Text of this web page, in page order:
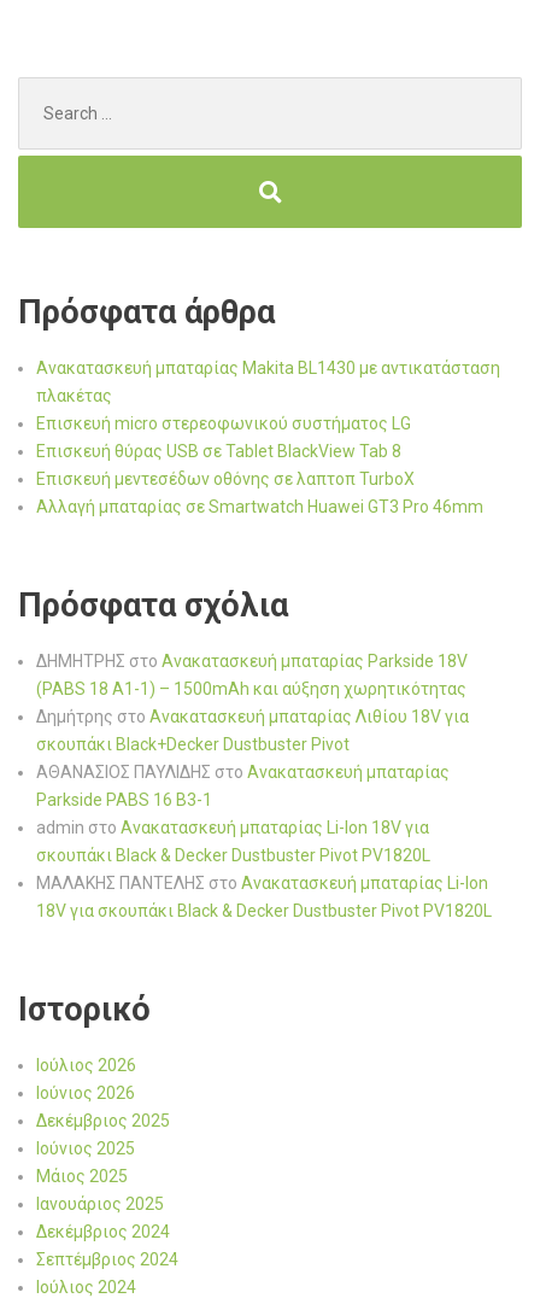
for:
Πρόσφατα άρθρα
Ανακατασκευή μπαταρίας Makita BL1430 με αντικατάσταση
πλακέτας
Επισκευή micro στερεοφωνικού συστήματος LG
Επισκευή θύρας USB σε Tablet BlackView Tab 8
Επισκευή μεντεσέδων οθόνης σε λαπτοπ TurboX
Αλλαγή μπαταρίας σε Smartwatch Huawei GT3 Pro 46mm
Πρόσφατα σχόλια
ΔΗΜΗΤΡΗΣ στο Ανακατασκευή μπαταρίας Parkside 18V
(PABS 18 A1-1) – 1500mAh και αύξηση χωρητικότητας
Δημήτρης στο Ανακατασκευή μπαταρίας Λιθίου 18V για
σκουπάκι Black+Decker Dustbuster Pivot
ΑΘΑΝΑΣΙΟΣ ΠΑΥΛΙΔΗΣ στο Ανακατασκευή μπαταρίας
Parkside PABS 16 B3-1
admin στο Ανακατασκευή μπαταρίας Li-Ion 18V για
σκουπάκι Black & Decker Dustbuster Pivot PV1820L
ΜΑΛΑΚΗΣ ΠΑΝΤΕΛΗΣ στο Ανακατασκευή μπαταρίας Li-Ion
18V για σκουπάκι Black & Decker Dustbuster Pivot PV1820L
Ιστορικό
Ιούλιος 2026
Ιούνιος 2026
Δεκέμβριος 2025
Ιούνιος 2025
Μάιος 2025
Ιανουάριος 2025
Δεκέμβριος 2024
Σεπτέμβριος 2024
Ιούλιος 2024